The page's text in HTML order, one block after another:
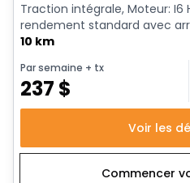
Traction intégrale, Moteur: I6
rendement standard avec
10 km
Par semaine + tx
237 $
Voir les
Commencer